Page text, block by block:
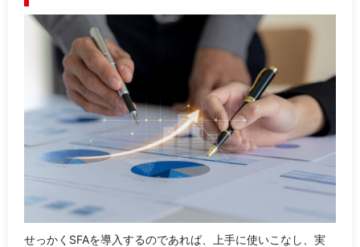
せっかくSFAを導入するのであれば、上手に使いこなし、実